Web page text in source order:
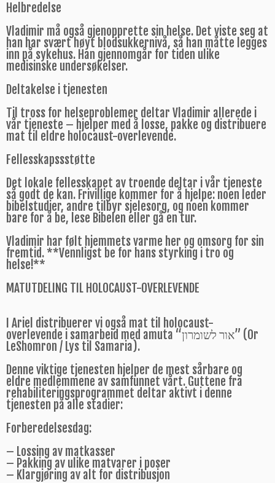
Helbredelse
Vladimir må også gjenopprette sin helse. Det viste seg at
han har svært høyt blodsukkernivå, så han måtte legges
inn på sykehus. Han gjennomgår for tiden ulike
medisinske undersøkelser.
Deltakelse i tjenesten
Til tross for helseproblemer deltar Vladimir allerede i
vår tjeneste – hjelper med å losse, pakke og distribuere
mat til eldre holocaust-overlevende.
Fellesskapssstøtte
Det lokale fellesskapet av troende deltar i vår tjeneste
så godt de kan. Frivillige kommer for å hjelpe: noen leder
bibelstudier, andre tilbyr sjelesorg, og noen kommer
bare for å be, lese Bibelen eller gå en tur.
Vladimir har følt hjemmets varme her og omsorg for sin
fremtid. **Vennligst be for hans styrking i tro og
helse!**
MATUTDELING TIL HOLOCAUST-OVERLEVENDE
I Ariel distribuerer vi også mat til holocaust-
overlevende i samarbeid med amuta “אור לשומרון” (Or
LeShomron / Lys til Samaria).
Denne viktige tjenesten hjelper de mest sårbare og
eldre medlemmene av samfunnet vårt. Guttene fra
rehabiliteringsprogrammet deltar aktivt i denne
tjenesten på alle stadier:
Forberedelsesdag:
– Lossing av matkasser
– Pakking av ulike matvarer i poser
– Klargjøring av alt for distribusjon